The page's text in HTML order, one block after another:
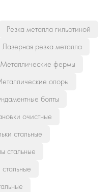
Резка металла гильотиной
Лазерная резка металла
Металлические фермы
опоры
болты
очистные
стальные
стальные